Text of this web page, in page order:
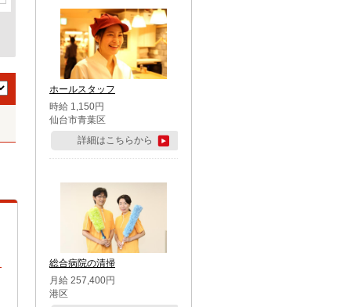
ホールスタッフ
時給 1,150円
仙台市青葉区
詳細はこちらから
総合病院の清掃
月給 257,400円
港区